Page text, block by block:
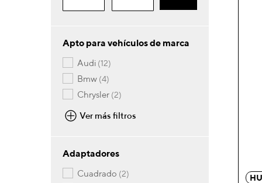
Apto para vehículos de marca
audi 12artículos
bmw 4artículos
chrysler 2artículos
Ver más filtros
Adaptadores
cuadrado 2artículos